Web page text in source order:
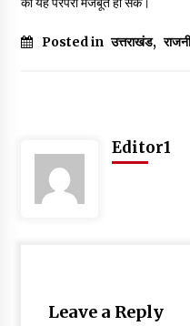
Posted in उत्तराखंड,
Editor1
Leave a Reply